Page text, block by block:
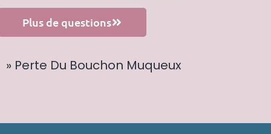
Plus de questions
» Perte Du Bouchon Muqueux